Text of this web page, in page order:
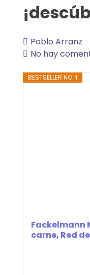
Pablo Arranz
No hay
BESTSELLER NO. 1
Fackelmann
carne, Red